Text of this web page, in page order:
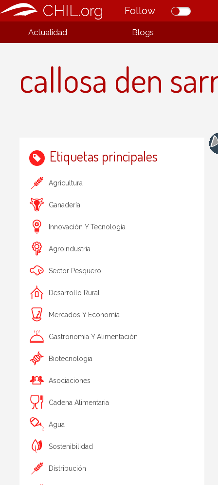
CHIL.org Follow
Actualidad Blogs
callosa den
Etiquetas principales
Agricultura
Ganadería
Innovación Y Tecnología
Agroindustria
Sector Pesquero
Desarrollo Rural
Mercados Y Economía
Gastronomía Y Alimentación
Biotecnologia
Asociaciones
Cadena Alimentaria
Agua
Sostenibilidad
Distribución